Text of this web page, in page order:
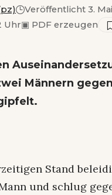
Veröffentlicht 3.
Uhr▣ PDF erzeugen
Männern
Stand
und schlug